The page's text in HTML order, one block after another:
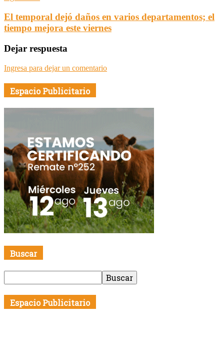
El temporal dejó daños en varios departamentos; el
tiempo mejora este viernes
Dejar respuesta
Ingresa para dejar un comentario
Espacio Publicitario
Buscar
Espacio Publicitario